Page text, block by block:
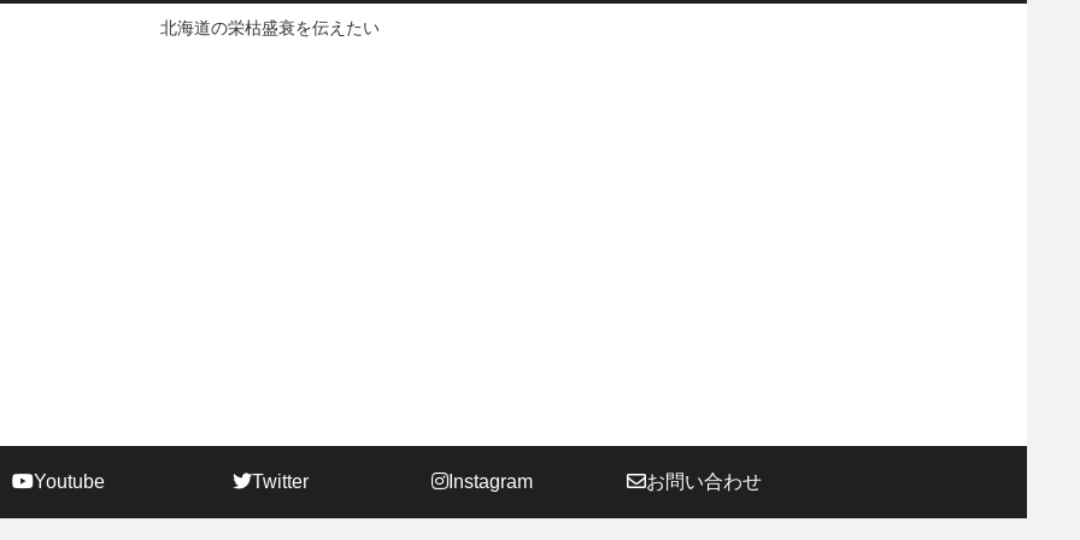
北海道の栄枯盛衰を伝えたい
Youtube Twitter Instagram お問い合わせ